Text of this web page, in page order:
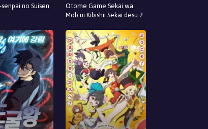
no Suisen
Otome Game Sekai wa
Mob ni Kibishii Sekai desu 2